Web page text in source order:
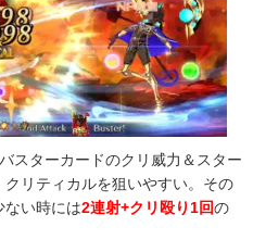
スターカードのクリ威力＆スター
リティカルを狙いやすい。その
ない時には2連射+クリ殴り1回の